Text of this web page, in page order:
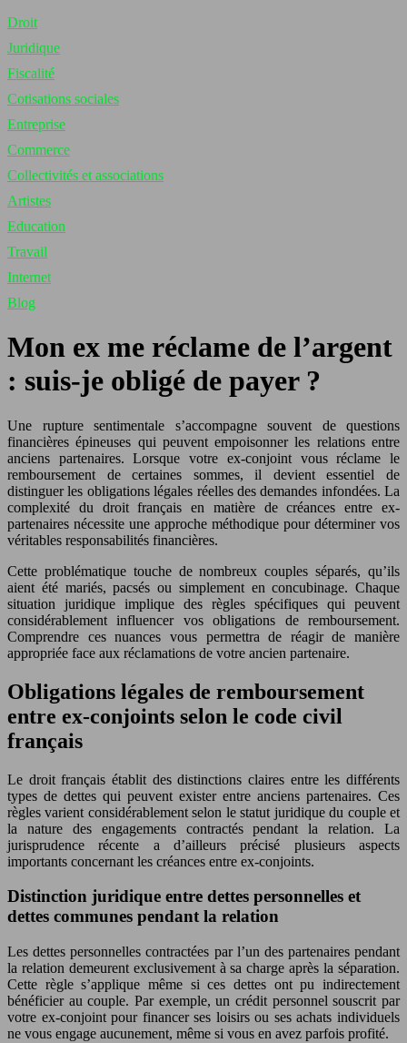
Droit
Juridique
Fiscalité
Cotisations sociales
Entreprise
Commerce
Collectivités et associations
Artistes
Education
Travail
Internet
Blog
Mon ex me réclame de l’argent
: suis-je obligé de payer ?
Une rupture sentimentale s’accompagne souvent de questions
financières épineuses qui peuvent empoisonner les relations entre
anciens partenaires. Lorsque votre ex-conjoint vous réclame le
remboursement de certaines sommes, il devient essentiel de
distinguer les obligations légales réelles des demandes infondées. La
complexité du droit français en matière de créances entre ex-
partenaires nécessite une approche méthodique pour déterminer vos
véritables responsabilités financières.
Cette problématique touche de nombreux couples séparés, qu’ils
aient été mariés, pacsés ou simplement en concubinage. Chaque
situation juridique implique des règles spécifiques qui peuvent
considérablement influencer vos obligations de remboursement.
Comprendre ces nuances vous permettra de réagir de manière
appropriée face aux réclamations de votre ancien partenaire.
Obligations légales de remboursement
entre ex-conjoints selon le code civil
français
Le droit français établit des distinctions claires entre les différents
types de dettes qui peuvent exister entre anciens partenaires. Ces
règles varient considérablement selon le statut juridique du couple et
la nature des engagements contractés pendant la relation. La
jurisprudence récente a d’ailleurs précisé plusieurs aspects
importants concernant les créances entre ex-conjoints.
Distinction juridique entre dettes personnelles et
dettes communes pendant la relation
Les dettes personnelles contractées par l’un des partenaires pendant
la relation demeurent exclusivement à sa charge après la séparation.
Cette règle s’applique même si ces dettes ont pu indirectement
bénéficier au couple. Par exemple, un crédit personnel souscrit par
votre ex-conjoint pour financer ses loisirs ou ses achats individuels
ne vous engage aucunement, même si vous en avez parfois profité.